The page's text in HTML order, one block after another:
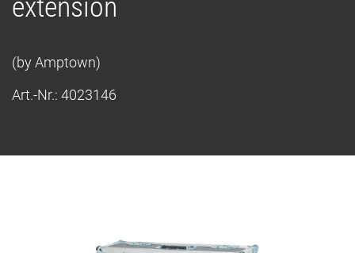
extension
(by Amptown)
Art.-Nr.: 4023146